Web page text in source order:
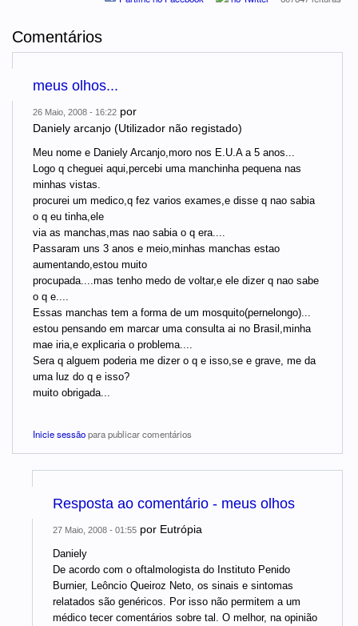
Comentários
meus olhos...
26 Maio, 2008 - 16:22 por
Daniely arcanjo (Utilizador não registado)
Meu nome e Daniely Arcanjo,moro nos E.U.A a 5 anos...
Logo q cheguei aqui,percebi uma manchinha pequena nas
minhas vistas.
procurei um medico,q fez varios exames,e disse q nao sabia
o q eu tinha,ele
via as manchas,mas nao sabia o q era....
Passaram uns 3 anos e meio,minhas manchas estao
aumentando,estou muito
procupada....mas tenho medo de voltar,e ele dizer q nao sabe
o q e....
Essas manchas tem a forma de um mosquito(pernelongo)...
estou pensando em marcar uma consulta ai no Brasil,minha
mae iria,e explicaria o problema....
Sera q alguem poderia me dizer o q e isso,se e grave, me da
uma luz do q e isso?
muito obrigada...
Inicie sessãopara publicar comentários
Resposta ao comentário - meus olhos
27 Maio, 2008 - 01:55 por Eutrópia
Daniely
De acordo com o oftalmologista do Instituto Penido
Burnier, Leôncio Queiroz Neto, os sinais e sintomas
relatados são genéricos. Por isso não permitem a um
médico tecer comentários sobre tal. O melhor, na opinião